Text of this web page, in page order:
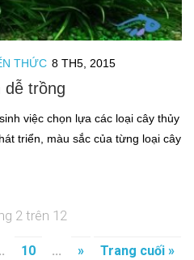
THỨC 8 TH5, 2015
dễ trồng
việc chọn lựa các loại cây thủy
triển, màu sắc của từng loại cây
2 trên 12
10 ... » Trang cuối »